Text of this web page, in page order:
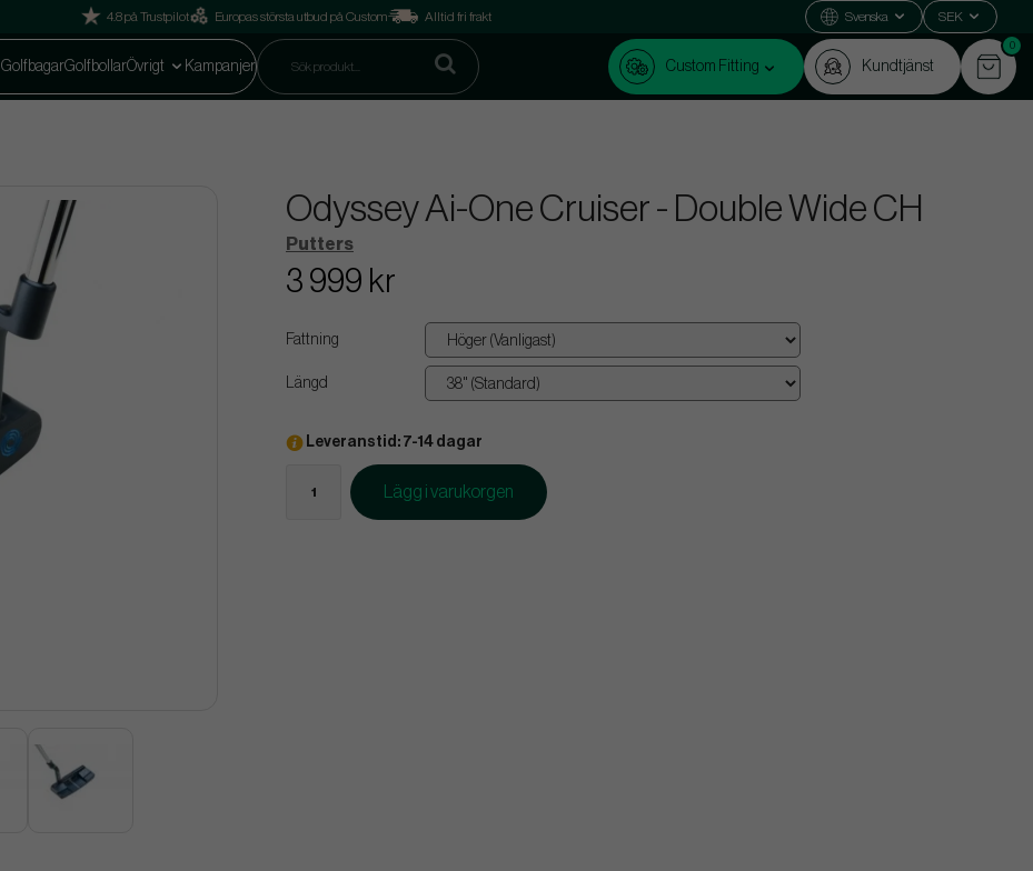
4.8 på Trustpilot Europas största utbud på Custom Alltid fri frakt Svenska SEK
GolfbagarGolfbollarÖvrigt Kampanjer Custom Fitting Kundtjänst
0
Odyssey Ai-One Cruiser - Double Wide CH
Putters
3 999 kr
Fattning
Längd
Leveranstid: 7-14 dagar
Lägg i varukorgen